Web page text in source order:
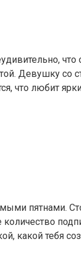
что
Девушку со
что любит
пятнами.
какой тебя